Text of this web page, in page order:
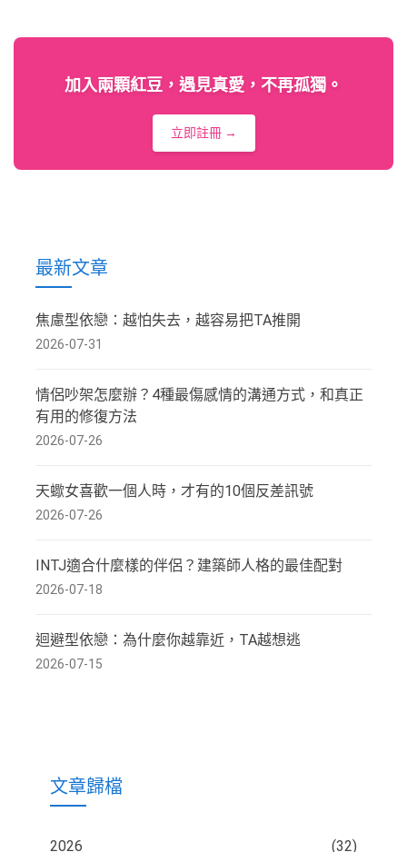
加入兩顆紅豆，遇見真愛，不再孤獨。
立即註冊 →
最新文章
焦慮型依戀：越怕失去，越容易把TA推開
2026-07-31
情侶吵架怎麼辦？4種最傷感情的溝通方式，和真正
有用的修復方法
2026-07-26
天蠍女喜歡一個人時，才有的10個反差訊號
2026-07-26
INTJ適合什麼樣的伴侶？建築師人格的最佳配對
2026-07-18
迴避型依戀：為什麼你越靠近，TA越想逃
2026-07-15
文章歸檔
2026 (32)